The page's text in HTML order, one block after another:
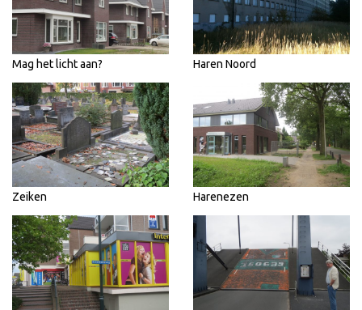
Mag het licht aan? Haren Noord
Zeiken Harenezen